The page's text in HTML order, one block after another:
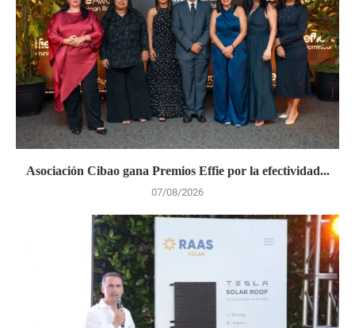
Asociación Cibao gana Premios Effie por la efectividad...
07/08/2026